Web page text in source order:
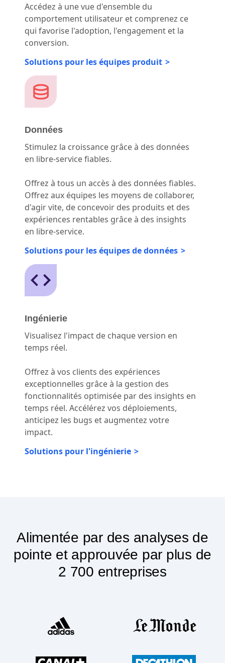
Accédez à une vue d'ensemble du
comportement utilisateur et comprenez ce
qui favorise l'adoption, l'engagement et la
conversion.
Solutions pour les équipes produit
Données
Stimulez la croissance grâce à des données
en libre-service fiables.
Offrez à tous un accès à des données fiables.
Offrez aux équipes les moyens de collaborer,
d'agir vite, de concevoir des produits et des
expériences rentables grâce à des insights
en libre-service.
Solutions pour les équipes de données
Ingénierie
Visualisez l'impact de chaque version en
temps réel.
Offrez à vos clients des expériences
exceptionnelles grâce à la gestion des
fonctionnalités optimisée par des insights en
temps réel. Accélérez vos déploiements,
anticipez les bugs et augmentez votre
impact.
Solutions pour l'ingénierie
Alimentée par des analyses de
pointe et approuvée par plus de
2 700 entreprises